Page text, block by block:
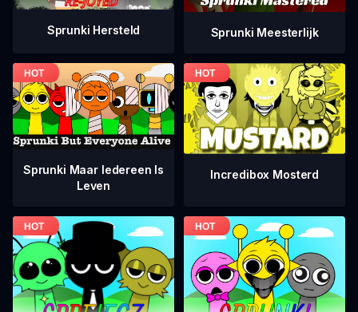
Sprunki Hersteld Sprunki Meesterlijk
Sprunki Maar Iedereen Is
Leven
Incredibox Mosterd